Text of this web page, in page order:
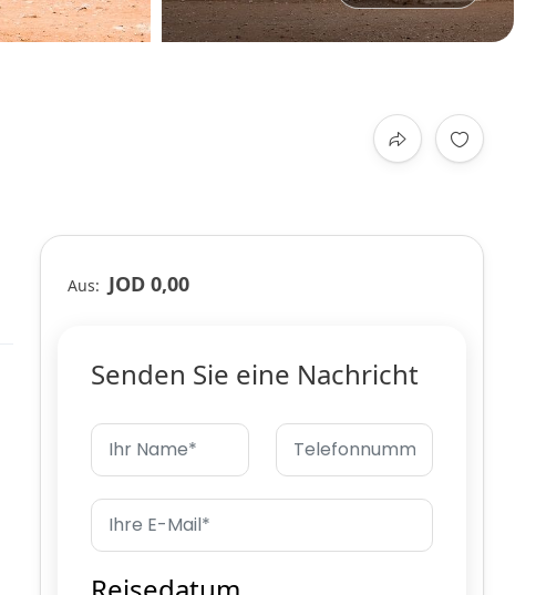
Aus: JOD 0,00
Senden Sie eine Nachricht